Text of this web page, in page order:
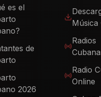
es el
de
2026
Música
Radios
Radio
Online